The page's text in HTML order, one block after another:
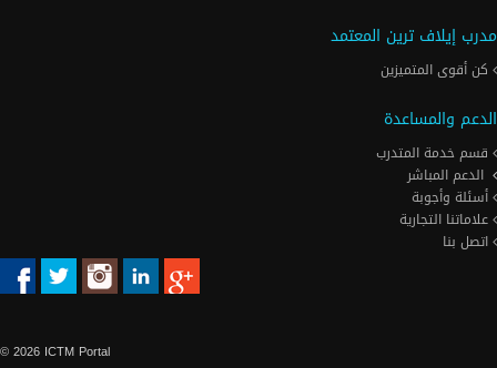
مدرب إيلاف ترين المعتمد
كن أقوى المتميزين
الدعم والمساعدة
قسم خدمة المتدرب
الدعم المباشر
أسئلة وأجوبة
علاماتنا التجارية
اتصل بنا
© 2026 ICTM Portal